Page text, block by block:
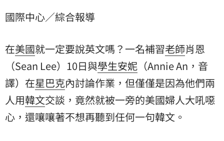
國際中心／綜合報導
在美國就一定要說英文嗎？一名補習老師肖恩
（Sean Lee）10日與學生安妮 （Annie An，音
譯）在星巴克內討論作業，但僅僅是因為他們兩
人用韓文交談，竟然就被一旁的美國婦人大吼噁
心，還嚷嚷著不想再聽到任何一句韓文。